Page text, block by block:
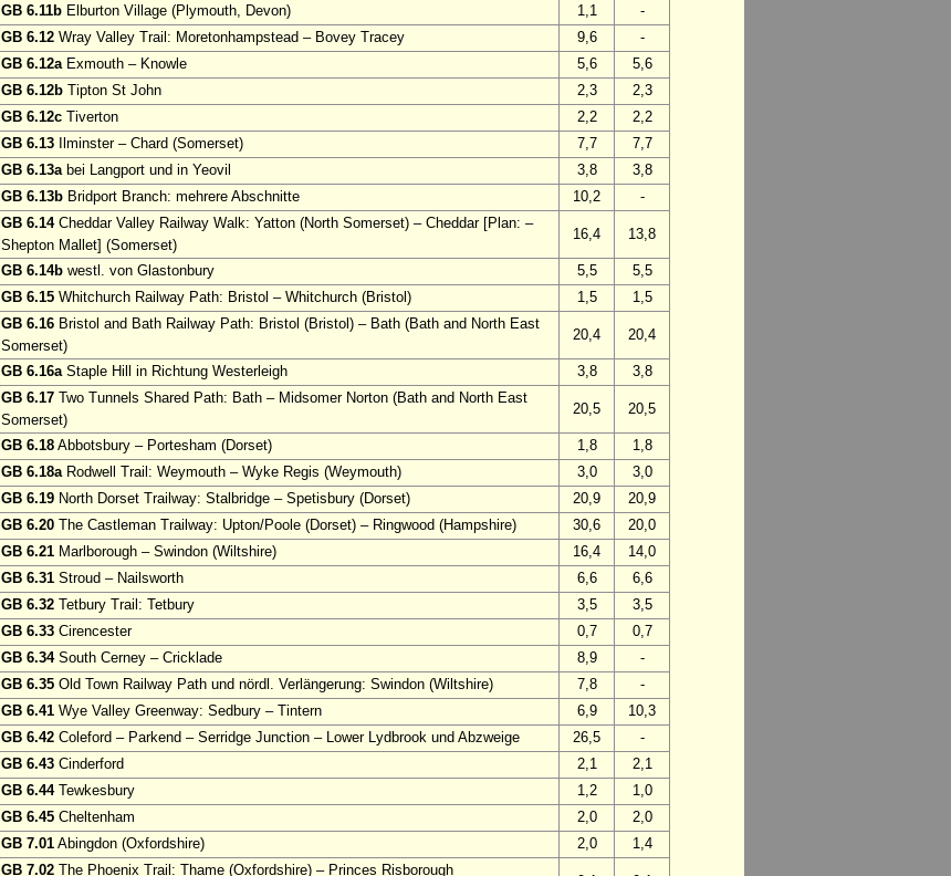
GB 6.11b Elburton Village (Plymouth, Devon) 1,1
-
GB 6.12 Wray Valley Trail: Moretonhampstead – Bovey Tracey 9,6
-
GB 6.12aExmouth – Knowle 5,6
5,6
GB 6.12b Tipton St John 2,3
2,3
GB 6.12c Tiverton 2,2
2,2
GB 6.13 Ilminster – Chard (Somerset) 7,7
7,7
GB 6.13abei Langport und in Yeovil 3,8
3,8
GB 6.13b Bridport Branch: mehrere Abschnitte 10,2
-
GB 6.14Cheddar Valley Railway Walk: Yatton (North Somerset) – Cheddar [Plan: –
Shepton Mallet] (Somerset)
16,4 13,8
GB 6.14b westl. von Glastonbury 5,5
5,5
GB 6.15 Whitchurch Railway Path: Bristol – Whitchurch (Bristol) 1,5
1,5
GB 6.16 Bristol and Bath Railway Path: Bristol (Bristol) – Bath (Bath and North East
Somerset)
20,4 20,4
GB 6.16aStaple Hill in Richtung Westerleigh 3,8
3,8
GB 6.17 Two Tunnels Shared Path: Bath – Midsomer Norton (Bath and North East
Somerset)
20,5 20,5
GB 6.18 Abbotsbury – Portesham (Dorset) 1,8
1,8
GB 6.18aRodwell Trail: Weymouth – Wyke Regis (Weymouth) 3,0
3,0
GB 6.19 North Dorset Trailway: Stalbridge – Spetisbury (Dorset) 20,9
20,9
GB 6.20 The Castleman Trailway: Upton/Poole (Dorset) – Ringwood (Hampshire) 30,6
20,0
GB 6.21 Marlborough – Swindon (Wiltshire) 16,4
14,0
GB 6.31 Stroud – Nailsworth 6,6
6,6
GB 6.32 Tetbury Trail: Tetbury 3,5
3,5
GB 6.33 Cirencester 0,7
0,7
GB 6.34South Cerney – Cricklade 8,9
-
GB 6.35 Old Town Railway Path und nördl. Verlängerung: Swindon (Wiltshire) 7,8
-
GB 6.41 Wye Valley Greenway: Sedbury – Tintern 6,9
10,3
GB 6.42 Coleford – Parkend – Serridge Junction – Lower Lydbrook und Abzweige 26,5
-
GB 6.43 Cinderford 2,1
2,1
GB 6.44Tewkesbury 1,2
1,0
GB 6.45 Cheltenham 2,0
2,0
GB 7.01 Abingdon (Oxfordshire) 2,0
1,4
GB 7.02 The Phoenix Trail: Thame (Oxfordshire) – Princes Risborough